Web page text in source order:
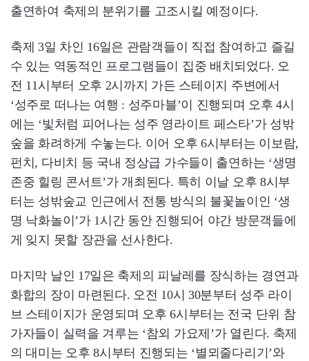
출연하여 축제의 분위기를 고조시킬 예정이다.
축제 3일 차인 16일은 관람객들이 직접 참여하고 즐길
수 있는 역동적인 프로그램들이 집중 배치되었다. 오
전 11시부터 오후 2시까지 가든 스테이지 주변에서
‘성주로 떠나는 여행 : 성주마블’이 진행되며 오후 4시
에는 ‘빛처럼 피어나는 성주 영라이트 페스타’가 성밖
숲을 화려하게 수놓는다. 이어 오후 6시부터는 이보람,
펀치, 다비치 등 국내 정상급 가수들이 출연하는 ‘생명
존중 힐링 콘서트’가 개최된다. 특히 이날 오후 8시부
터는 성밖숲교 인근에서 전통 방식의 불꽃놀이인 ‘생
명 낙화놀이’가 1시간 동안 진행되어 야간 방문객들에
게 잊지 못할 장관을 선사한다.
마지막 날인 17일은 축제의 피날레를 장식하는 경연과
화합의 장이 마련된다. 오전 10시 30분부터 성주 라이
브 스테이지가 운영되며 오후 6시부터는 전국 단위 참
가자들이 실력을 겨루는 ‘참외 가요제’가 열린다. 축제
의 대미는 오후 8시부터 진행되는 ‘별뫼줄다리기’와